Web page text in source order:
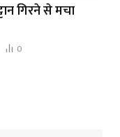
गिरने से मचा
0